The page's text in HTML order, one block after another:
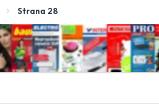
Strana 28